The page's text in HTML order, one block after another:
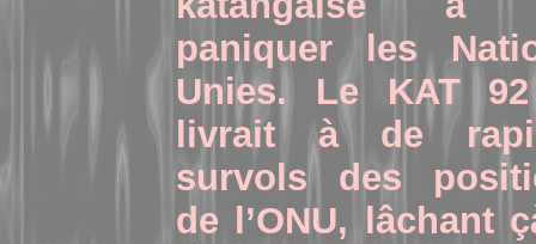
paniquer les
Unies. Le KAT
livrait à de
survols des
de l’ONU, lâchant